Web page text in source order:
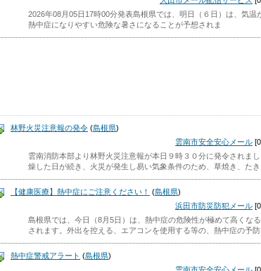
2026年08月05日17時00分発表島根県では、明日（６日）は、気温
熱中症になりやすい危険な暑さになることが予想されま
林野火災注意報の発令 (島根県)
雲南市安全安心メール
雲南消防本部より林野火災注意報が本日９時３０分に発令されま
燥した日が続き、火災が発生し易い気象条件のため、草焼き、たき
【健康医療】熱中症にご注意ください！ (島根県)
浜田市防災防犯メール
島根県では、今日（8月5日）は、熱中症の危険性が極めて高くな
されます。外出を控える、エアコンを使用する等の、熱中症の予防
熱中症警戒アラート (島根県)